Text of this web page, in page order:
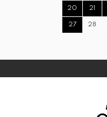
20 21
27 28